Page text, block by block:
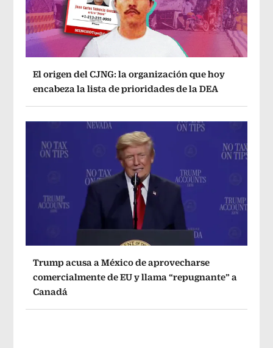
El origen del CJNG: la organización que hoy
encabeza la lista de prioridades de la DEA
Trump acusa a México de aprovecharse
comercialmente de EU y llama “repugnante” a
Canadá